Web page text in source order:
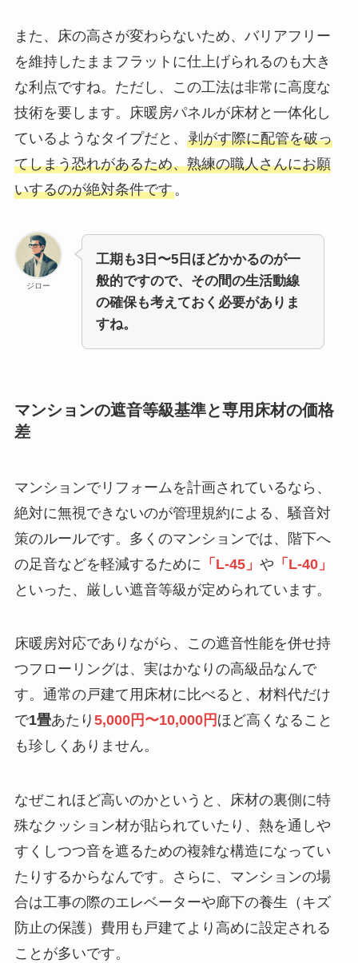
また、床の高さが変わらないため、バリアフリー
を維持したままフラットに仕上げられるのも大き
な利点ですね。ただし、この工法は非常に高度な
技術を要します。床暖房パネルが床材と一体化し
ているようなタイプだと、 剥がす際に配管を破っ
てしまう恐れがあるため、熟練の職人さんにお願
いするのが絶対条件です。
ジロー
工期も3日〜5日ほどかかるのが一
般的ですので、その間の生活動線
の確保も考えておく必要がありま
すね。
マンションの遮音等級基準と専用床材の価格
差
マンションでリフォームを計画されているなら、
絶対に無視できないのが管理規約による、騒音対
策のルールです。多くのマンションでは、階下へ
の足音などを軽減するために 「L-45」 や 「L-40」
といった、厳しい遮音等級が定められています。
床暖房対応でありながら、この遮音性能を併せ持
つフローリングは、実はかなりの高級品なんで
す。通常の戸建て用床材に比べると、材料代だけ
で1畳あたり 5,000円〜10,000円 ほど高くなること
も珍しくありません。
なぜこれほど高いのかというと、床材の裏側に特
殊なクッション材が貼られていたり、熱を通しや
すくしつつ音を遮るための複雑な構造になってい
たりするからなんです。さらに、マンションの場
合は工事の際のエレベーターや廊下の養生（キズ
防止の保護）費用も戸建てより高めに設定される
ことが多いです。